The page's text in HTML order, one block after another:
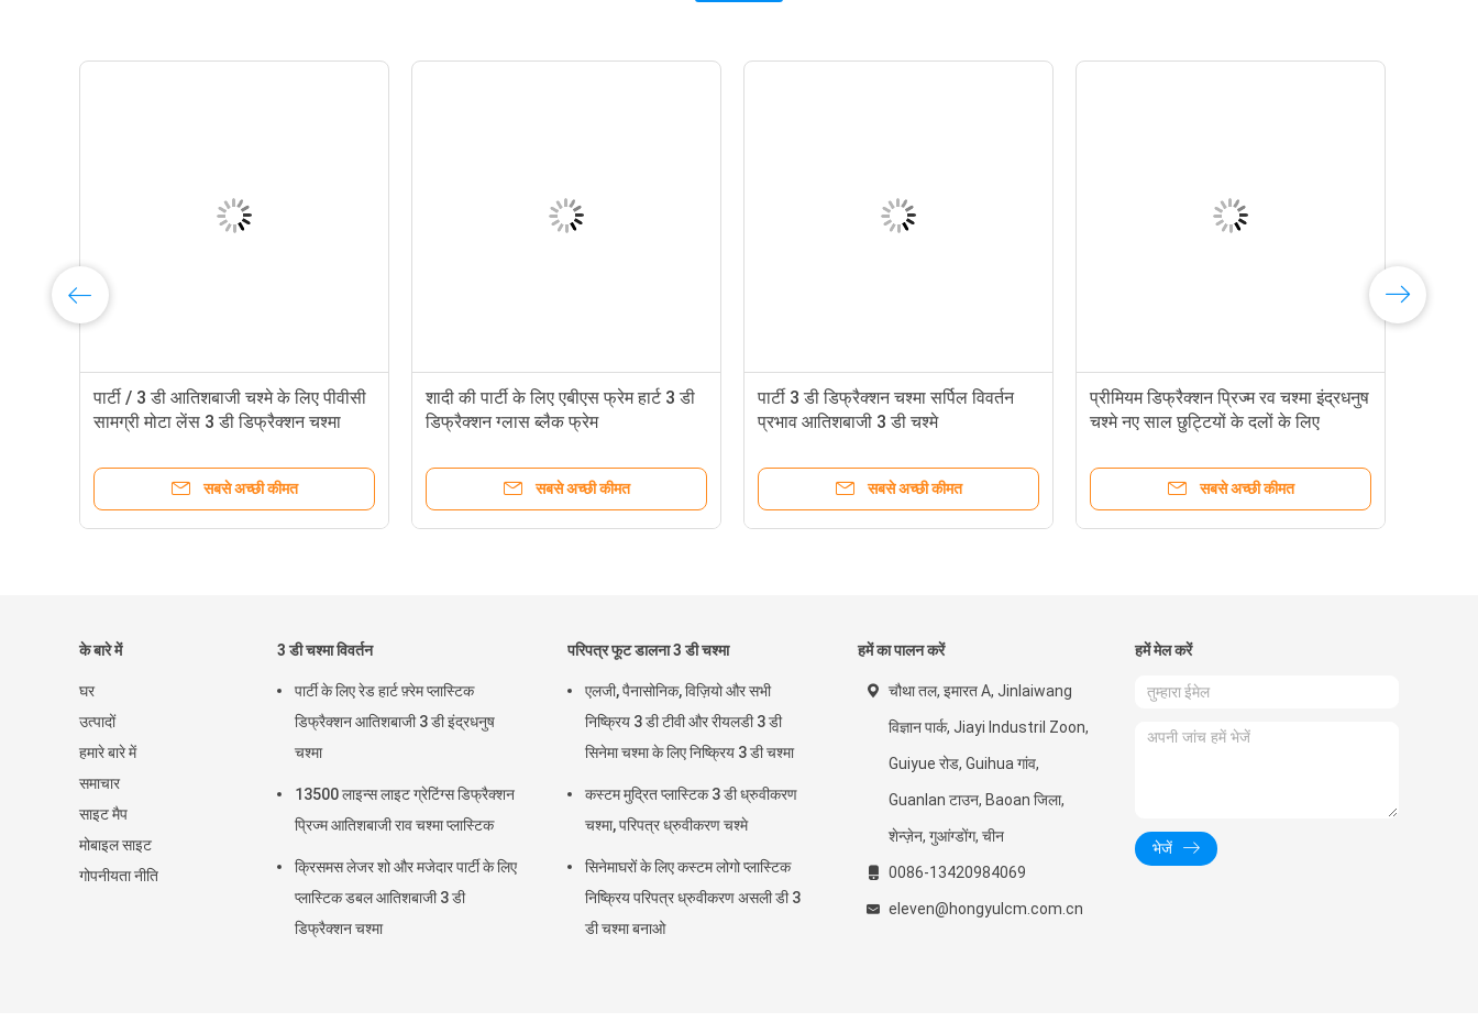
पार्टी / 3 डी आतिशबाजी चश्मे के लिए पीवीसी
सामग्री मोटा लेंस 3 डी डिफ्रैक्शन चश्मा
सबसे अच्छी कीमत
शादी की पार्टी के लिए एबीएस फ्रेम हार्ट 3 डी
डिफ्रैक्शन ग्लास ब्लैक फ्रेम
सबसे अच्छी कीमत
पार्टी 3 डी डिफ्रैक्शन चश्मा सर्पिल विवर्तन
प्रभाव आतिशबाजी 3 डी चश्मे
सबसे अच्छी कीमत
प्रीमियम डिफ्रैक्शन प्रिज्म रव चश्मा इंद्रधनुष
चश्मे नए साल छुट्टियों के दलों के लिए
सबसे अच्छी कीमत
के बारे में
घर
उत्पादों
हमारे बारे में
समाचार
साइट मैप
मोबाइल साइट
गोपनीयता नीति
3 डी चश्मा विवर्तन
पार्टी के लिए रेड हार्ट फ़्रेम प्लास्टिक
डिफ्रैक्शन आतिशबाजी 3 डी इंद्रधनुष
चश्मा
13500 लाइन्स लाइट ग्रेटिंग्स डिफ्रैक्शन
प्रिज्म आतिशबाजी राव चश्मा प्लास्टिक
क्रिसमस लेजर शो और मजेदार पार्टी के लिए
प्लास्टिक डबल आतिशबाजी 3 डी
डिफ्रैक्शन चश्मा
परिपत्र फूट डालना 3 डी चश्मा
एलजी, पैनासोनिक, विज़ियो और सभी
निष्क्रिय 3 डी टीवी और रीयलडी 3 डी
सिनेमा चश्मा के लिए निष्क्रिय 3 डी चश्मा
कस्टम मुद्रित प्लास्टिक 3 डी ध्रुवीकरण
चश्मा, परिपत्र ध्रुवीकरण चश्मे
सिनेमाघरों के लिए कस्टम लोगो प्लास्टिक
निष्क्रिय परिपत्र ध्रुवीकरण असली डी 3
डी चश्मा बनाओ
हमें का पालन करें
चौथा तल, इमारत A, Jinlaiwang
विज्ञान पार्क, Jiayi Industril Zoon,
Guiyue रोड, Guihua गांव,
Guanlan टाउन, Baoan जिला,
शेन्ज़ेन, गुआंग्डोंग, चीन
0086-13420984069
eleven@hongyulcm.com.cn
हमें मेल करें
भेजें